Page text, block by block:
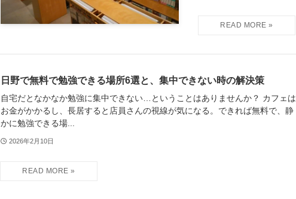
日野で無料で勉強できる場所6選と、集中できない時の解決策
自宅だとなかなか勉強に集中できない…ということはありませんか？ カフェは
お金がかかるし、長居すると店員さんの視線が気になる。できれば無料で、静
かに勉強できる場...
2026年2月10日